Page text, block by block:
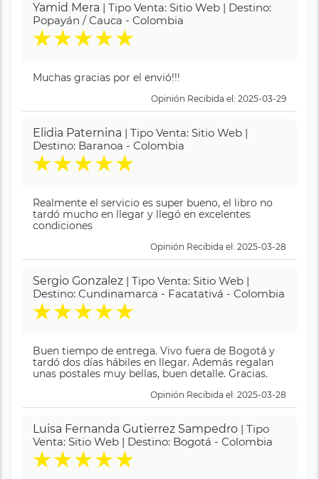
Yamid Mera | Tipo Venta: Sitio Web | Destino:
Popayán / Cauca - Colombia
★★★★★
Muchas gracias por el envió!!!
Opinión Recibida el: 2025-03-29
Elidia Paternina | Tipo Venta: Sitio Web |
Destino: Baranoa - Colombia
★★★★★
Realmente el servicio es super bueno, el libro no
tardó mucho en llegar y llegó en excelentes
condiciones
Opinión Recibida el: 2025-03-28
Sergio Gonzalez | Tipo Venta: Sitio Web |
Destino: Cundinamarca - Facatativá - Colombia
★★★★★
Buen tiempo de entrega. Vivo fuera de Bogotá y
tardó dos días hábiles en llegar. Además regalan
unas postales muy bellas, buen detalle. Gracias.
Opinión Recibida el: 2025-03-28
Luisa Fernanda Gutierrez Sampedro | Tipo
Venta: Sitio Web | Destino: Bogotá - Colombia
★★★★★